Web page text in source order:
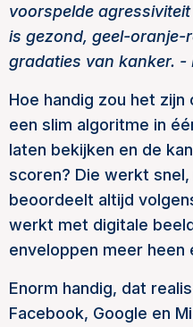
voorspelde
is gezond, geel-oranje-
gradaties van kanker. -
Hoe handig zou het
een slim algoritme in
laten bekijken en de
scoren? Die werkt
beoordeelt altijd
werkt met digitale
enveloppen meer heen
Enorm handig, dat
Facebook, Google en